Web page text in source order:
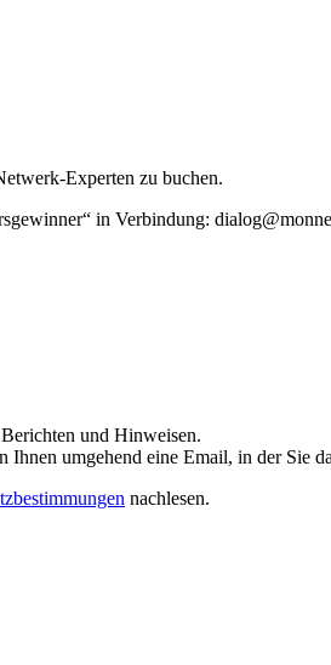
Experten zu buchen.
in Verbindung:
und Hinweisen.
umgehend eine Email, in der Sie
nachlesen.